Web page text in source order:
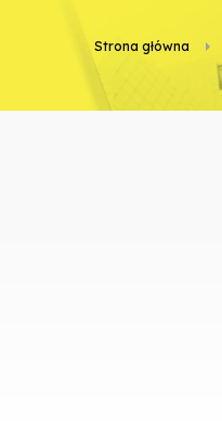
Strona główna